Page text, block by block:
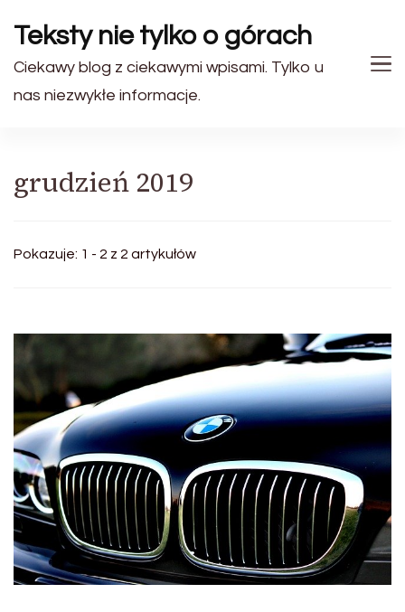
Teksty nie tylko o górach
Ciekawy blog z ciekawymi wpisami. Tylko u
nas niezwykłe informacje.
grudzień 2019
Pokazuje: 1 - 2 z 2 artykułów